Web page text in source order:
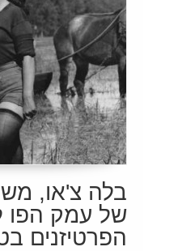
בלה צ'או,
של עמק הפו
הפרטיזנים